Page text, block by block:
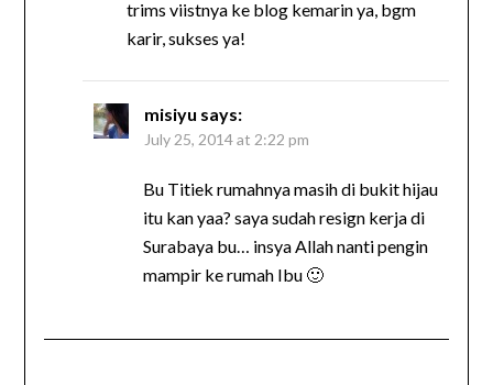
trims viistnya ke blog kemarin ya, bgm
karir, sukses ya!
misiyu says:
July 25, 2014 at 2:22 pm
Bu Titiek rumahnya masih di bukit hijau
itu kan yaa? saya sudah resign kerja di
Surabaya bu… insya Allah nanti pengin
mampir ke rumah Ibu 🙂